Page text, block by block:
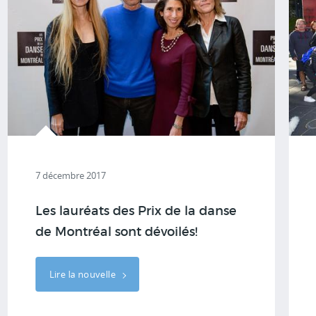
7 décembre 2017
Les lauréats des Prix de la danse
de Montréal sont dévoilés!
Lire la nouvelle